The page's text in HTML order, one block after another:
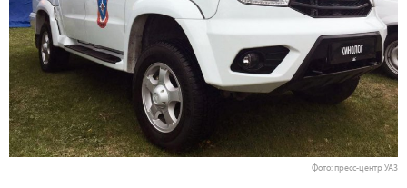
Фото: пресс-центр УАЗ